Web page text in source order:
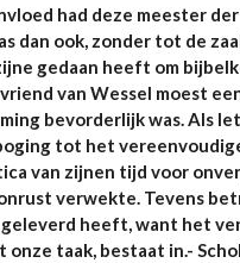
had deze meester
dan ook, zonder tot de
gedaan heeft om
van Wessel moest
bevorderlijk was. Als
tot het
van zijnen tijd voor
verwekte. Tevens
heeft, want het
taak, bestaat in.-